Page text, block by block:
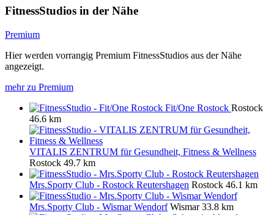
FitnessStudios in der Nähe
Premium
Hier werden vorrangig Premium FitnessStudios aus der Nähe
angezeigt.
mehr zu Premium
Fit/One Rostock Rostock
46.6 km
VITALIS ZENTRUM für Gesundheit, Fitness & Wellness
Rostock 49.7 km
Mrs.Sporty Club - Rostock Reutershagen Rostock 46.1 km
Mrs.Sporty Club - Wismar Wendorf Wismar 33.8 km